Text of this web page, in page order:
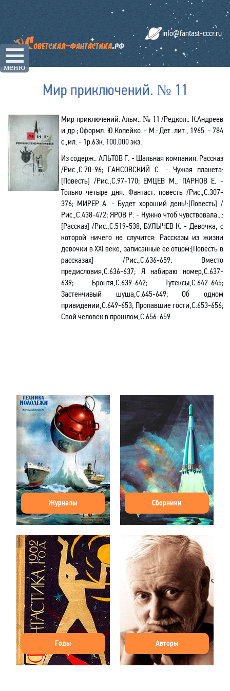
☰
меню
info@fantast-cccr.ru
Мир приключений. № 11
Мир приключений: Альм.: № 11 /Редкол.: К.Андреев
и др.; Оформл. Ю.Копейко. - М.: Дет. лит., 1965. - 784
с.,ил. - 1р.63к. 100.000 экз.
Из содерж.: АЛЬТОВ Г. - Шальная компания: Рассказ
/Рис.,С.70-96; ГАНСОВСКИЙ С. - Чужая планета:
[Повесть] /Рис.,С.97-170; ЕМЦЕВ М., ПАРНОВ Е. -
Только четыре дня: Фантаст. повесть /Рис.,С.307-
376; МИРЕР А. - Будет хороший день!:[Повесть] /
Рис.,С.438-472; ЯРОВ Р. - Нужно чтоб чувствовала...:
[Рассказ] /Рис.,С.519-538; БУЛЫЧЕВ К. - Девочка, с
которой ничего не случится: Рассказы из жизни
девочки в XXI веке, записанные ее отцом:[Повесть в
рассказах] /Рис.,С.636-659: Вместо
предисловия,С.636-637; Я набираю номер,С.637-
639; Бронтя,С.639-642; Тутексы,С.642-645;
Застенчивый шуша,С.645-649; Об одном
привидении,С.649-653; Пропавшие гости,С.653-656;
Свой человек в прошлом,С.656-659.
Журналы Сборники
Годы Авторы